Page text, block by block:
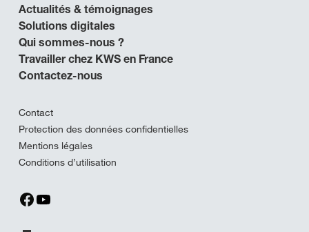
Actualités & témoignages
Solutions digitales
Qui sommes-nous ?
Travailler chez KWS en France
Contactez-nous
Contact
Protection des données confidentielles
Mentions légales
Conditions d’utilisation